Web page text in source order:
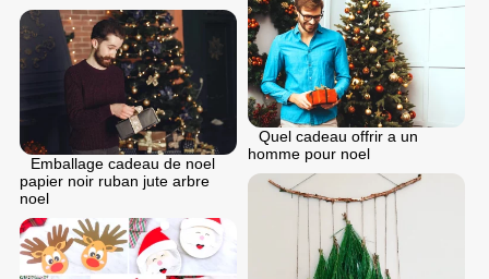
Quel cadeau offrir a un
homme pour noel
Emballage cadeau de noel
papier noir ruban jute arbre
noel